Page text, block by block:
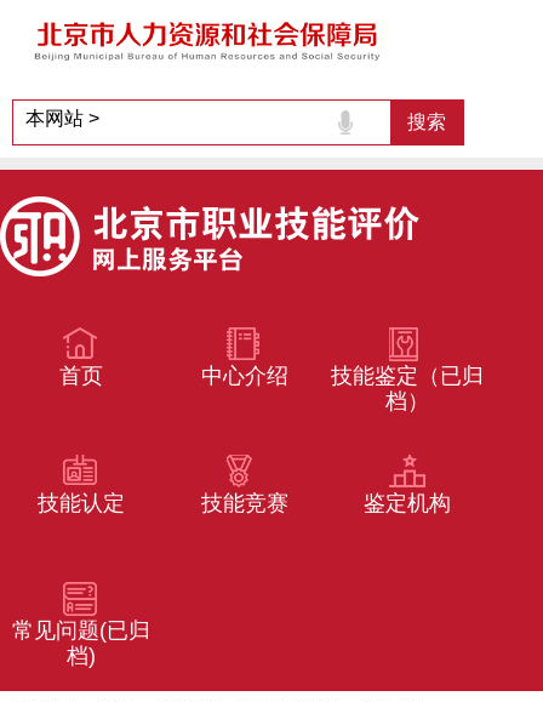
首页 中心介绍
技能鉴定（已归
档）
技能认定 技能竞赛 鉴定机构
常见问题(已归
档)